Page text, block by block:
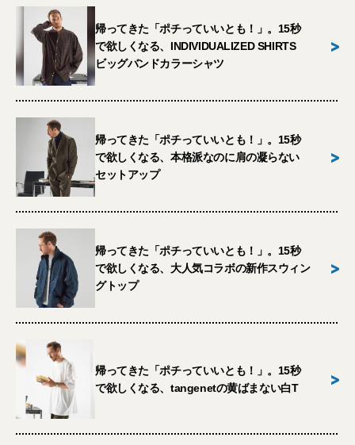
帰ってきた「ポチっていいとも！」。15秒
で欲しくなる、INDIVIDUALIZED SHIRTS
ビッグバンドカラーシャツ
>
帰ってきた「ポチっていいとも！」。15秒
で欲しくなる、本格派なのに肩の凝らない
セットアップ
>
帰ってきた「ポチっていいとも！」。15秒
で欲しくなる、大人気コラボの新作スウィン
グトップ
>
帰ってきた「ポチっていいとも！」。15秒
で欲しくなる、tangenetの黄ばまない白T
>